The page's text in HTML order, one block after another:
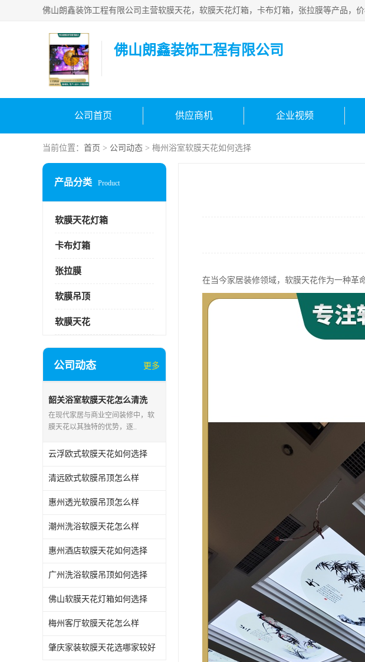
佛山朗鑫装饰工程有限公司
公司首页 供应商机 企业视频
当前位置： 首页 > 公司动态 > 梅州浴室软膜天花如何选择
产品分类 Product
软膜天花灯箱
卡布灯箱
张拉膜
软膜吊顶
软膜天花
公司动态 更多
韶关浴室软膜天花怎么清洗
在现代家居与商业空间装修中，软
膜天花以其独特的优势，逐..
云浮欧式软膜天花如何选择
清远欧式软膜吊顶怎么样
惠州透光软膜吊顶怎么样
潮州洗浴软膜天花怎么样
惠州酒店软膜天花如何选择
广州洗浴软膜吊顶如何选择
佛山软膜天花灯箱如何选择
梅州客厅软膜天花怎么样
肇庆家装软膜天花选哪家较好
在当今家居装修领域，软膜天花作为一种革